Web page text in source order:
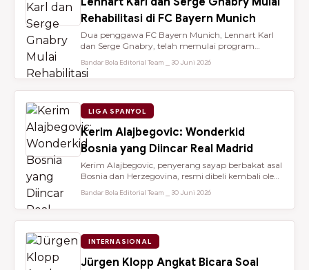
Rehabilitasi di FC Bayern Munich
Dua penggawa FC Bayern Munich, Lennart Karl
dan Serge Gnabry, telah memulai program
Bandar Bola Editorial Team ⎯ 30 Juni 2026
LIGA SPANYOL
Kerim Alajbegovic: Wonderkid
Bosnia yang Diincar Real Madrid
Kerim Alajbegovic, penyerang sayap berbakat asal
Bosnia dan Herzegovina, resmi dibeli kembali oleh
Bandar Bola Editorial Team ⎯ 30 Juni 2026
INTERNASIONAL
Jürgen Klopp Angkat Bicara Soal